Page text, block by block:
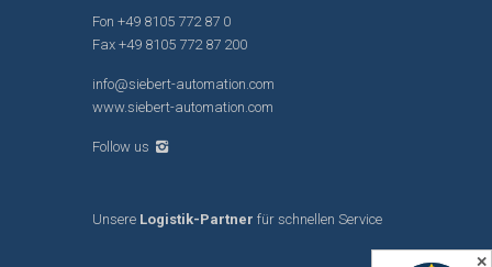
Fon +49 8105 772 87 0
Fax +49 8105 772 87 200
info@siebert-automation.com
www.siebert-automation.com
Follow us
Unsere Logistik-Partner für schnellen Service
✕